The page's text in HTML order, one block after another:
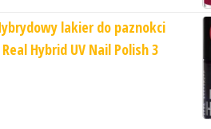
lakier do paznokci
Hybrid UV Nail Polish 3